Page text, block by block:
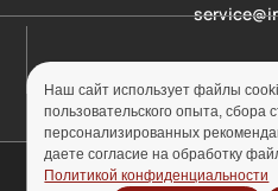
© ООО «Инолта» 2010-
Наш сайт использует файлы
пользовательского опыта, сбора
персонализированных
даете согласие на обработку
Политикой конфиденциальности